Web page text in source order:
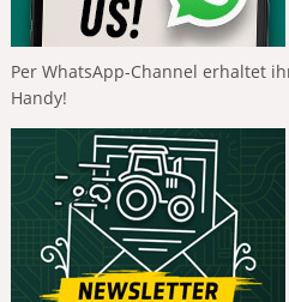
Per WhatsApp-Channel erhaltet
Handy!